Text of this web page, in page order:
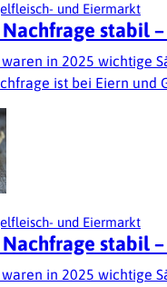
und Eiermarkt
stabil
in 2025 wichtige
ist bei Eiern
und Eiermarkt
stabil
in 2025 wichtige